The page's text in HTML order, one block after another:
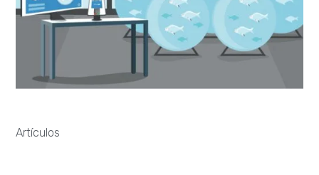
Artículos